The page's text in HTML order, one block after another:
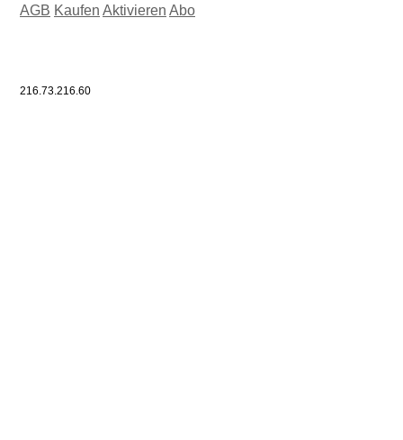
AGB Kaufen Aktivieren Abo
216.73.216.60